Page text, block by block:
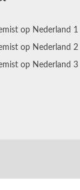
op Nederland 1
op Nederland 2
op Nederland 3